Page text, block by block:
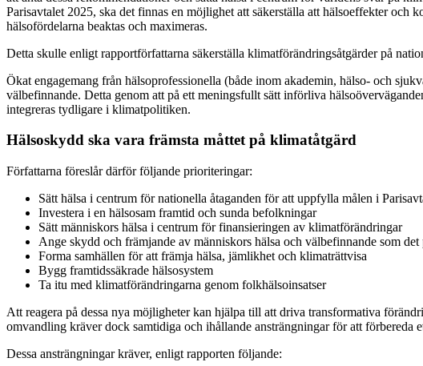
Parisavtalet 2025, ska det finnas en möjlighet att säkerställa att hälsoeffekter
hälsofördelarna beaktas och maximeras.
Detta skulle enligt rapportförfattarna säkerställa klimatförändringsåtgärder på
Ökat engagemang från hälsoprofessionella (både inom akademin, hälso- och
välbefinnande. Detta genom att på ett meningsfullt sätt införliva
integreras tydligare i klimatpolitiken.
Hälsoskydd ska vara främsta måttet på klimatåtgärd
Författarna föreslår därför följande prioriteringar:
Sätt hälsa i centrum för nationella åtaganden för att uppfylla målen i
Investera i en hälsosam framtid och sunda befolkningar
Sätt människors hälsa i centrum för finansieringen av klimatförändringar
Ange skydd och främjande av människors hälsa och välbefinnande som
Forma samhällen för att främja hälsa, jämlikhet och klimaträttvisa
Bygg framtidssäkrade hälsosystem
Ta itu med klimatförändringarna genom folkhälsoinsatser
Att reagera på dessa nya möjligheter kan hjälpa till att driva transformativa
omvandling kräver dock samtidiga och ihållande ansträngningar för att förbereda
Dessa ansträngningar kräver, enligt rapporten följande: